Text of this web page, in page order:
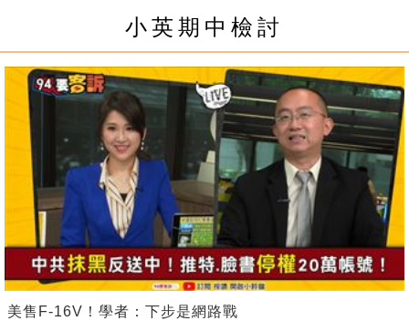
小英期中檢討
美售F-16V！學者：下步是網路戰